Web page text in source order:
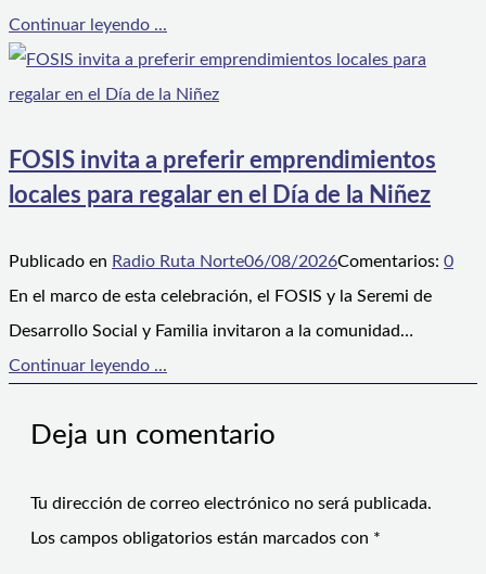
Continuar leyendo ...
FOSIS invita a preferir emprendimientos
locales para regalar en el Día de la Niñez
Publicado en Radio Ruta Norte06/08/2026Comentarios: 0
En el marco de esta celebración, el FOSIS y la Seremi de
Desarrollo Social y Familia invitaron a la comunidad…
Continuar leyendo ...
Deja un comentario
Tu dirección de correo electrónico no será publicada.
Los campos obligatorios están marcados con *